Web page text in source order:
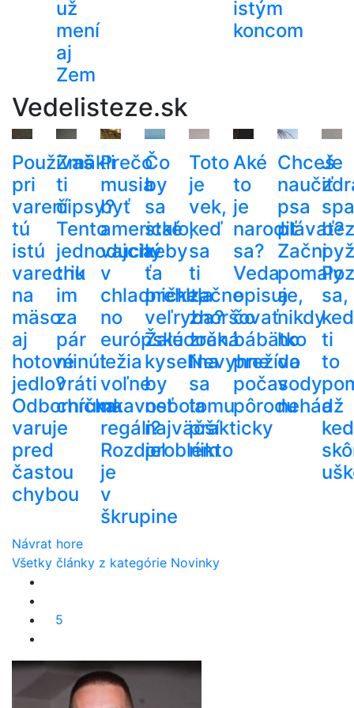
už
mení
aj
Zem
istým
koncom
Vedelisteze.sk
Používaš
pri
varení
tú
istú
varechu
na
mäso
aj
hotové
jedlo?
Odborníčka
varuje
pred
častou
chybou
Zmäkli
ti
čipsy?
Tento
jednoduchý
trik
im
za
pár
minút
vráti
chrumkavosť
Prečo
musia
byť
americké
vajcia
v
chladničke,
no
európske
ležia
voľne
na
regáli?
Rozdiel
je
v
škrupine
Čo
by
sa
stalo,
keby
ťa
prehltla
veľryba?
Žalúdočná
kyselina
by
nebola
najväčší
problém
Toto
je
vek,
keď
sa
ti
začne
zhoršovať
zrak.
Nevyhne
sa
tomu
prakticky
nikto
Aké
to
je
narodiť
sa?
Veda
opisuje,
čo
bábätko
prežíva
počas
pôrodu
Chceš
naučiť
psa
plávať?
Začni
pomaly
a
nikdy
ho
do
vody
nehádž
Je
bez
sa,
ti
to
a
Návrat hore
Všetky články z kategórie Novinky
5